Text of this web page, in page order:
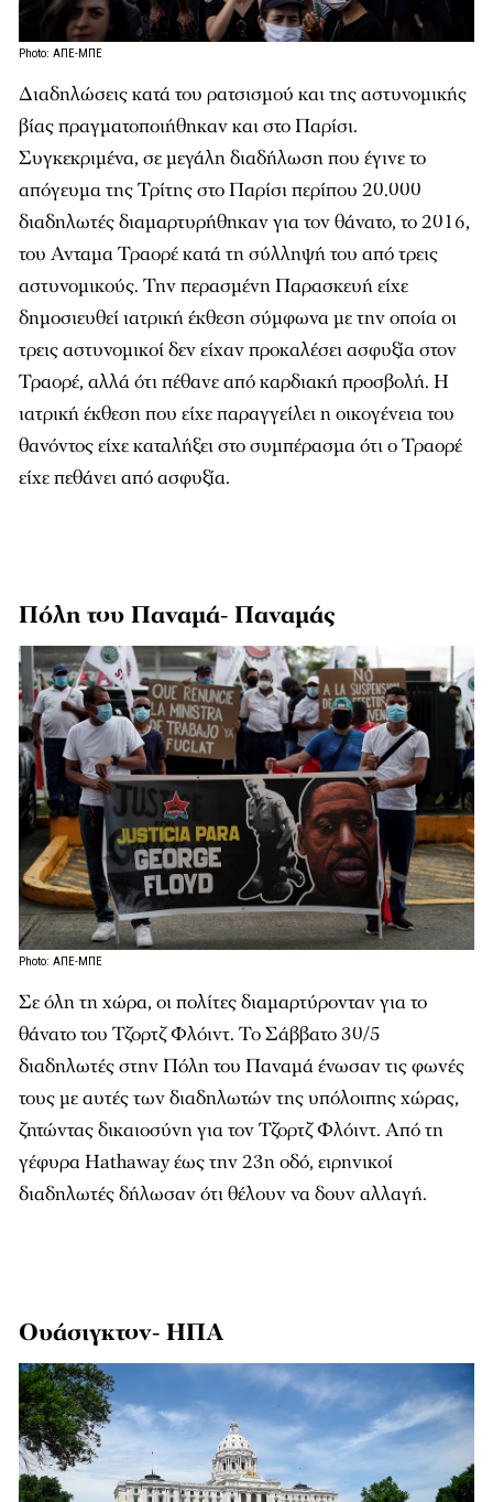
Photo: ΑΠΕ-ΜΠΕ
Διαδηλώσεις κατά του ρατσισμού και της αστυνομικής
βίας πραγματοποιήθηκαν και στο Παρίσι.
Συγκεκριμένα, σε μεγάλη διαδήλωση που έγινε το
απόγευμα της Τρίτης στο Παρίσι περίπου 20.000
διαδηλωτές διαμαρτυρήθηκαν για τον θάνατο, το 2016,
του Ανταμα Τραορέ κατά τη σύλληψή του από τρεις
αστυνομικούς. Την περασμένη Παρασκευή είχε
δημοσιευθεί ιατρική έκθεση σύμφωνα με την οποία οι
τρεις αστυνομικοί δεν είχαν προκαλέσει ασφυξία στον
Τραορέ, αλλά ότι πέθανε από καρδιακή προσβολή. Η
ιατρική έκθεση που είχε παραγγείλει η οικογένεια του
θανόντος είχε καταλήξει στο συμπέρασμα ότι ο Τραορέ
είχε πεθάνει από ασφυξία.
Πόλη του Παναμά- Παναμάς
Photo: ΑΠΕ-ΜΠΕ
Σε όλη τη χώρα, οι πολίτες διαμαρτύρονταν για το
θάνατο του Τζορτζ Φλόιντ. Το Σάββατο 30/5
διαδηλωτές στην Πόλη του Παναμά ένωσαν τις φωνές
τους με αυτές των διαδηλωτών της υπόλοιπης χώρας,
ζητώντας δικαιοσύνη για τον Τζορτζ Φλόιντ. Από τη
γέφυρα Hathaway έως την 23η οδό, ειρηνικοί
διαδηλωτές δήλωσαν ότι θέλουν να δουν αλλαγή.
Ουάσιγκτον- ΗΠΑ